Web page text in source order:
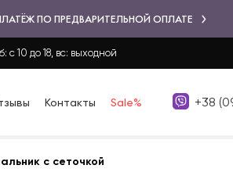
ПО ПРЕДВАРИТЕЛЬНОЙ ОПЛАТЕ
10 до 18, вс: выходной
Контакты Sale% +38
с сеточкой